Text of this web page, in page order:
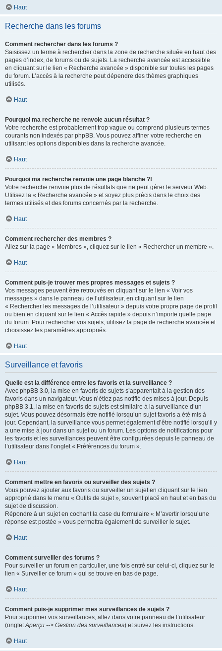
Haut
Recherche dans les forums
Comment rechercher dans les forums ?
Saisissez un terme à rechercher dans la zone de recherche située en haut des
pages d’index, de forums ou de sujets. La recherche avancée est accessible
en cliquant sur le lien « Recherche avancée » disponible sur toutes les pages
du forum. L’accès à la recherche peut dépendre des thèmes graphiques
utilisés.
Haut
Pourquoi ma recherche ne renvoie aucun résultat ?
Votre recherche est probablement trop vague ou comprend plusieurs termes
courants non indexés par phpBB. Vous pouvez affiner votre recherche en
utilisant les options disponibles dans la recherche avancée.
Haut
Pourquoi ma recherche renvoie une page blanche ?!
Votre recherche renvoie plus de résultats que ne peut gérer le serveur Web.
Utilisez la « Recherche avancée » et soyez plus précis dans le choix des
termes utilisés et des forums concernés par la recherche.
Haut
Comment rechercher des membres ?
Allez sur la page « Membres », cliquez sur le lien « Rechercher un membre ».
Haut
Comment puis-je trouver mes propres messages et sujets ?
Vos messages peuvent être retrouvés en cliquant sur le lien « Voir vos
messages » dans le panneau de l’utilisateur, en cliquant sur le lien
« Rechercher les messages de l’utilisateur » depuis votre propre page de profil
ou bien en cliquant sur le lien « Accès rapide » depuis n’importe quelle page
du forum. Pour rechercher vos sujets, utilisez la page de recherche avancée et
choisissez les paramètres appropriés.
Haut
Surveillance et favoris
Quelle est la différence entre les favoris et la surveillance ?
Avec phpBB 3.0, la mise en favoris de sujets s’apparentait à la gestion des
favoris dans un navigateur. Vous n’étiez pas notifié des mises à jour. Depuis
phpBB 3.1, la mise en favoris de sujets est similaire à la surveillance d’un
sujet. Vous pouvez désormais être notifié lorsqu’un sujet favoris a été mis à
jour. Cependant, la surveillance vous permet également d’être notifié lorsqu’il y
a une mise à jour dans un sujet ou un forum. Les options de notifications pour
les favoris et les surveillances peuvent être configurées depuis le panneau de
l’utilisateur dans l’onglet « Préférences du forum ».
Haut
Comment mettre en favoris ou surveiller des sujets ?
Vous pouvez ajouter aux favoris ou surveiller un sujet en cliquant sur le lien
approprié dans le menu « Outils de sujet », souvent placé en haut et en bas du
sujet de discussion.
Répondre à un sujet en cochant la case du formulaire « M’avertir lorsqu’une
réponse est postée » vous permettra également de surveiller le sujet.
Haut
Comment surveiller des forums ?
Pour surveiller un forum en particulier, une fois entré sur celui-ci, cliquez sur le
lien « Surveiller ce forum » qui se trouve en bas de page.
Haut
Comment puis-je supprimer mes surveillances de sujets ?
Pour supprimer vos surveillances, allez dans votre panneau de l’utilisateur
(ongletAperçu --> Gestion des surveillances) et suivez les instructions.
Haut